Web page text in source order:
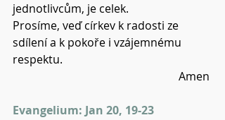
jednotlivcům, je celek.
Prosíme, veď církev k radosti ze
sdílení a k pokoře i vzájemnému
respektu.
Amen
Evangelium: Jan 20, 19-23